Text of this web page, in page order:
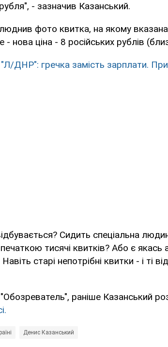
- зазначив Казанський.
фото квитка, на якому вказана
- нова ціна - 8 російських рублів
"Л/ДНР": гречка замість зарплати.
Сидить спеціальна
тисячі квитків? Або є якась
старі непотрібні квитки - і ті
раніше Казанський
Денис Казанський